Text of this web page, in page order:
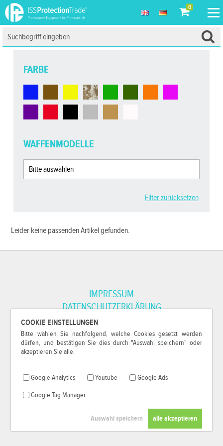
COOKIE EINSTELLUNGEN
Bitte wählen Sie nachfolgend, welche Cookies gesetzt werden
dürfen, und bestätigen Sie dies durch "Auswahl speichern" oder
akzeptieren Sie alle.
Google Analytics Youtube Google Ads
Google Tag Manager
0
FARBE
WAFFENMODELLE
Filter zurücksetzen
Leider keine passenden Artikel gefunden.
IMPRESSUM
DATENSCHUTZERKLÄRUNG
*Alle Preise inkl. MwSt. und zzgl.Versandkosten
© 2000-2026 79Pixel, alle Rechte vorbehalten.